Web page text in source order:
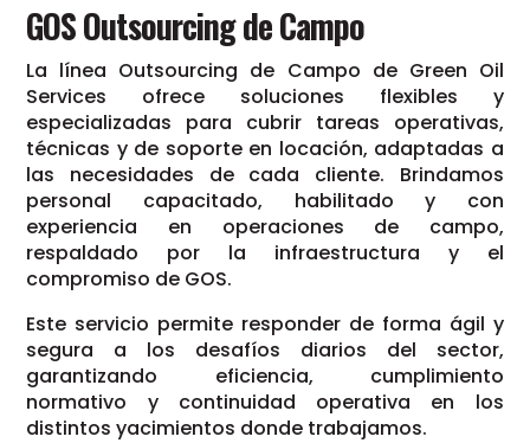
GOS Outsourcing de Campo
La línea Outsourcing de Campo de Green Oil
Services ofrece soluciones flexibles y
especializadas para cubrir tareas operativas,
técnicas y de soporte en locación, adaptadas a
las necesidades de cada cliente. Brindamos
personal capacitado, habilitado y con
experiencia en operaciones de campo,
respaldado por la infraestructura y el
compromiso de GOS.
Este servicio permite responder de forma ágil y
segura a los desafíos diarios del sector,
garantizando eficiencia, cumplimiento
normativo y continuidad operativa en los
distintos yacimientos donde trabajamos.